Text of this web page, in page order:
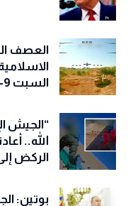
العصف
السبت 9-5-2026
“الجيش
الله..
الركض
بوتين: